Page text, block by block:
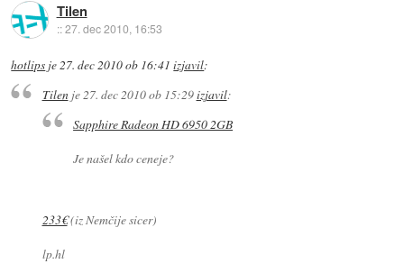
Tilen
::27. dec 2010, 16:53
hotlips je27. dec 2010 ob 16:41 izjavil:
Tilenje27. dec 2010 ob 15:29izjavil:
Sapphire Radeon HD 6950 2GB
Je našel kdo ceneje?
233€(iz Nemčije sicer)
lp.hl